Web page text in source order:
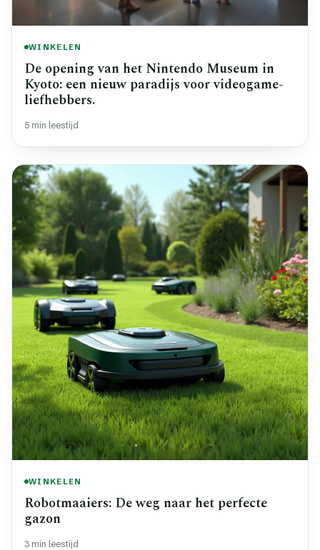
WINKELEN
De opening van het Nintendo Museum in
Kyoto: een nieuw paradijs voor videogame-
liefhebbers.
5 min leestijd
WINKELEN
Robotmaaiers: De weg naar het perfecte
gazon
3 min leestijd